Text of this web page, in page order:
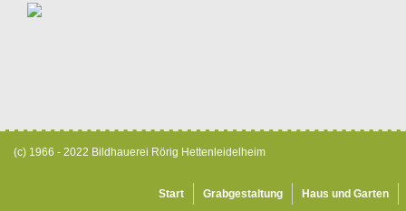
(c) 1966 - 2022 Bildhauerei Rörig Hettenleidelheim
Start Grabgestaltung Haus und Garten